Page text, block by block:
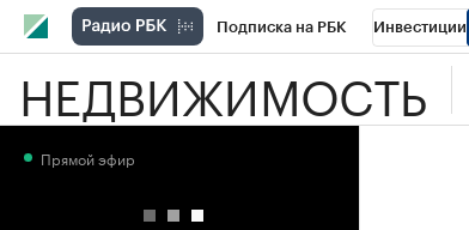
Подписка на РБК Инвестиции
РБК Вино Спорт Школа
НЕДВИЖИМОСТЬ
Прямой эфир